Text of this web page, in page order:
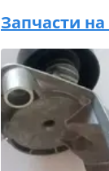
Запчасти на